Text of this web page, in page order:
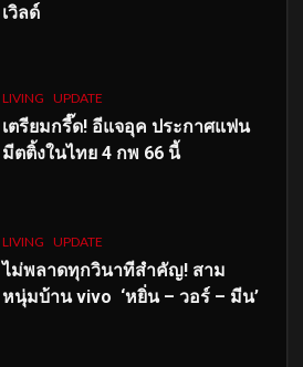
เวิลด์
LIVING UPDATE
เตรียมกรี๊ด! อีแจอุค ประกาศแฟน
มีตติ้งในไทย 4 กพ 66 นี้
LIVING UPDATE
ไม่พลาดทุกวินาทีสำคัญ! สาม
หนุ่มบ้าน vivo ‘หยิ่น – วอร์ – มีน’